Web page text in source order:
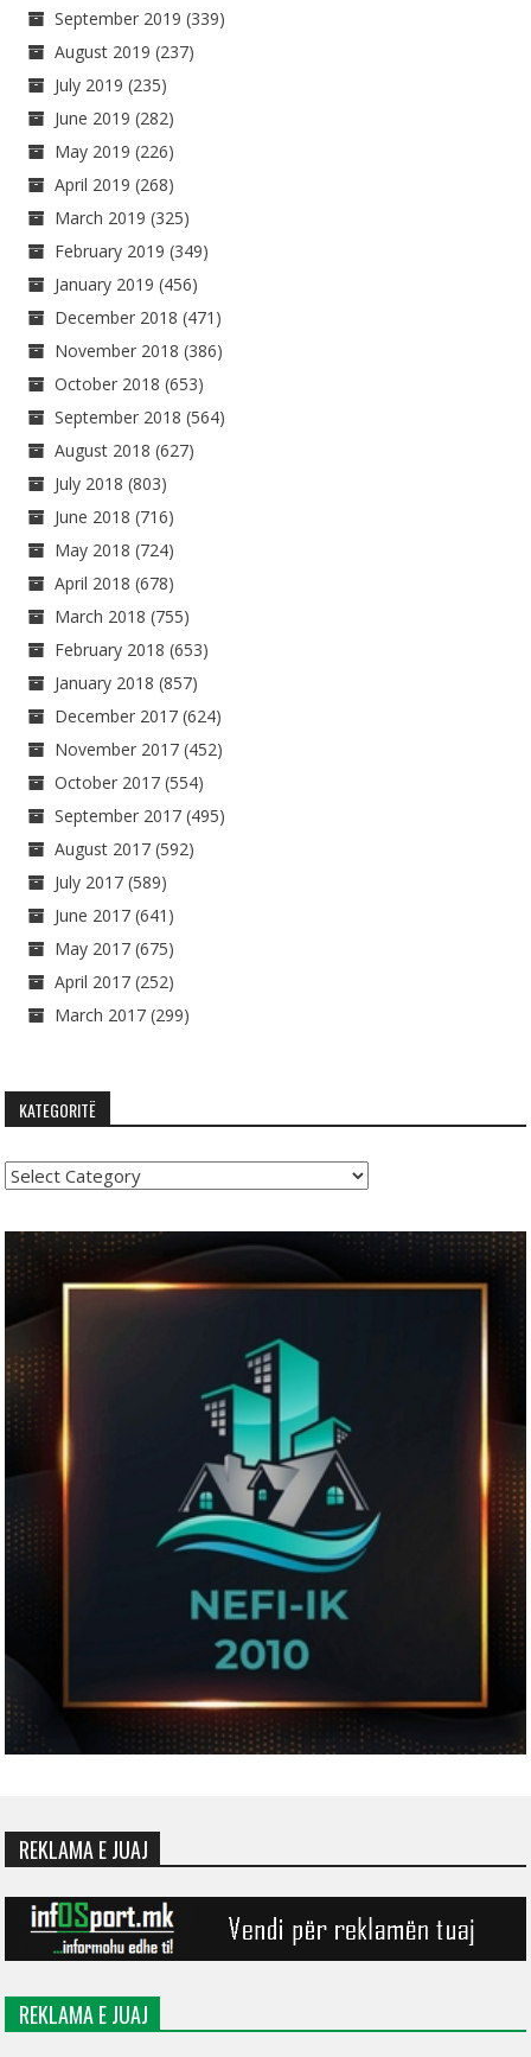
September 2019 (339)
August 2019 (237)
July 2019 (235)
June 2019 (282)
May 2019 (226)
April 2019 (268)
March 2019 (325)
February 2019 (349)
January 2019 (456)
December 2018 (471)
November 2018 (386)
October 2018 (653)
September 2018 (564)
August 2018 (627)
July 2018 (803)
June 2018 (716)
May 2018 (724)
April 2018 (678)
March 2018 (755)
February 2018 (653)
January 2018 (857)
December 2017 (624)
November 2017 (452)
October 2017 (554)
September 2017 (495)
August 2017 (592)
July 2017 (589)
June 2017 (641)
May 2017 (675)
April 2017 (252)
March 2017 (299)
KATEGORITË
Kategoritë
REKLAMA E JUAJ
REKLAMA E JUAJ